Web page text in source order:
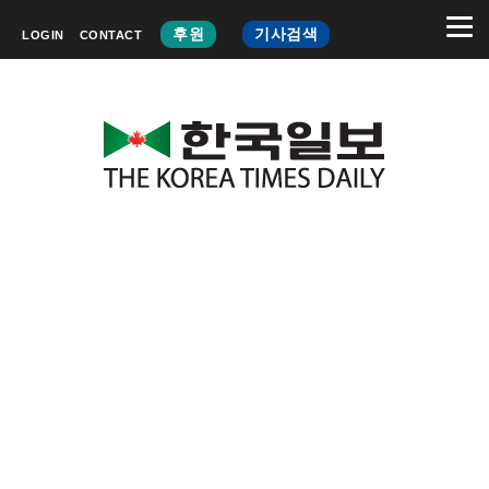
LOGIN CONTACT 후원 기사검색